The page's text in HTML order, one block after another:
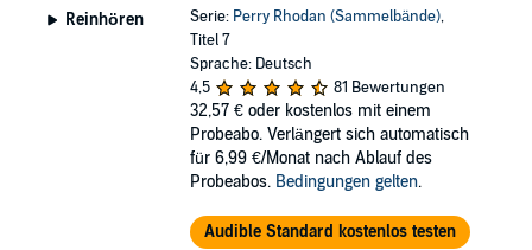
Reinhören
Serie: Perry Rhodan (Sammelbände),
Titel 7
Sprache: Deutsch
4,5
81 Bewertungen
32,57 € oder kostenlos mit einem
Probeabo. Verlängert sich automatisch
für 6,99 €/Monat nach Ablauf des
Probeabos. Bedingungen gelten.
Audible Standard kostenlos testen